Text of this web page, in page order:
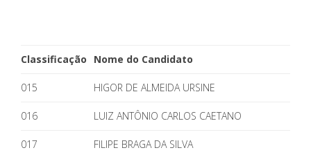
Classificação Nome do Candidato
015 HIGOR DE ALMEIDA URSINE
016 LUIZ ANTÔNIO CARLOS CAETANO
017 FILIPE BRAGA DA SILVA